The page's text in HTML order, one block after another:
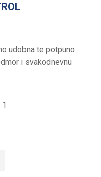
udobna te potpuno
i svakodnevnu